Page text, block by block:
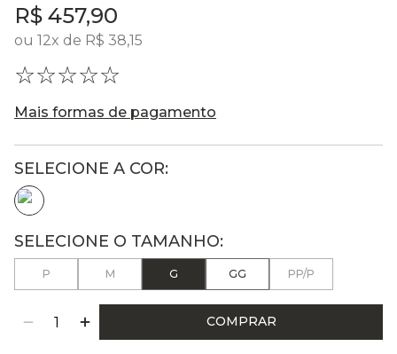
R$ 457,90
ou 12x de R$ 38,15
☆☆☆☆☆
Mais formas de pagamento
P M G GG PP/P
COMPRAR